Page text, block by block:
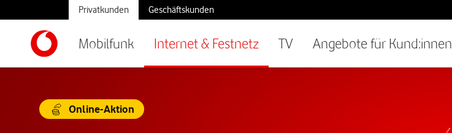
Mobilfunk Internet & Festnetz TV Angebote für Kund:innen
Privatkunden Geschäftskunden
Online-Aktion